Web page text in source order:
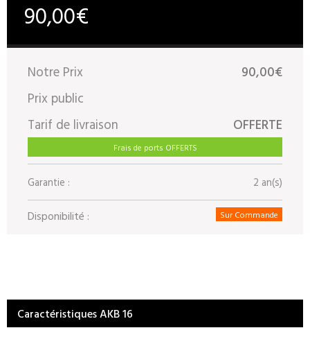
90,00€
Notre Prix
90,00€
Prix public
Tarif de livraison
OFFERTE
Frais de ports OFFERTS
Garantie : 2 an(s)
Disponibilité : Sur Commande
Caractéristiques AKB 16